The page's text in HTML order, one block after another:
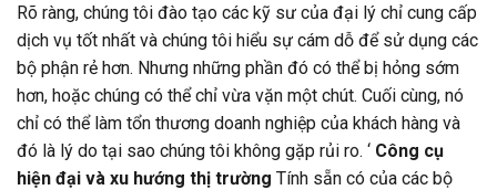
Rõ ràng, chúng tôi đào tạo các kỹ sư của đại lý chỉ cung cấp
dịch vụ tốt nhất và chúng tôi hiểu sự cám dỗ để sử dụng các
bộ phận rẻ hơn. Nhưng những phần đó có thể bị hỏng sớm
hơn, hoặc chúng có thể chỉ vừa vặn một chút. Cuối cùng, nó
chỉ có thể làm tổn thương doanh nghiệp của khách hàng và
đó là lý do tại sao chúng tôi không gặp rủi ro. ‘ Công cụ
hiện đại và xu hướng thị trường Tính sẵn có của các bộ